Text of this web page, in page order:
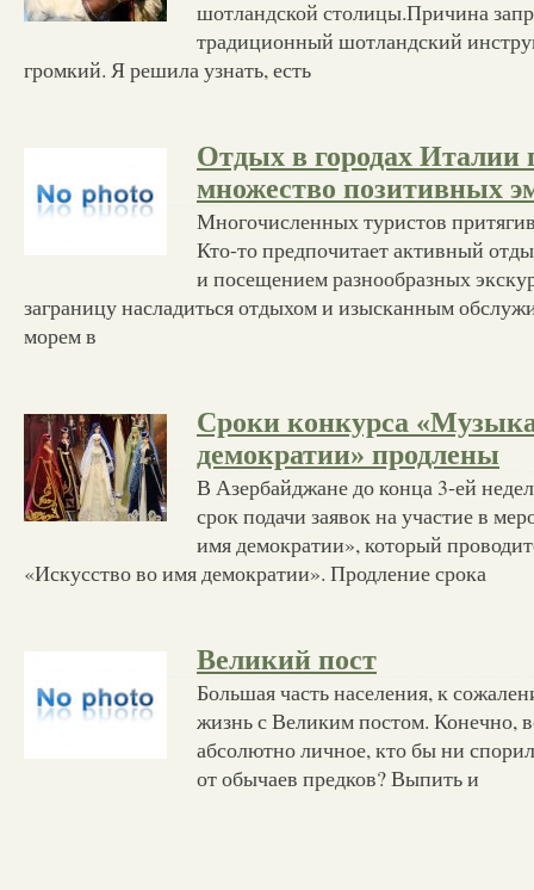
шотландской столицы.Причина
традиционный шотландский
громкий. Я решила узнать, есть
Отдых в городах Италии
множество позитивных
Многочисленных туристов
Кто-то предпочитает активный
и посещением разнообразных
заграницу насладиться отдыхом и изысканным
морем в
Сроки конкурса
демократии» продлены
В Азербайджане до конца 3-ей
срок подачи заявок на участие в
имя демократии», который
«Искусство во имя демократии». Продление срока
Великий пост
Большая часть населения, к
жизнь с Великим постом. Конечно,
абсолютно личное, кто бы ни
от обычаев предков? Выпить и